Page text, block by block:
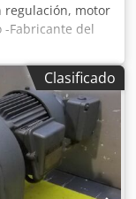
regulación, motor
Fabricante del
del motor:
0,37 kW -
regulación -Eje
2 motores
por unidad -
kg
Clasificado